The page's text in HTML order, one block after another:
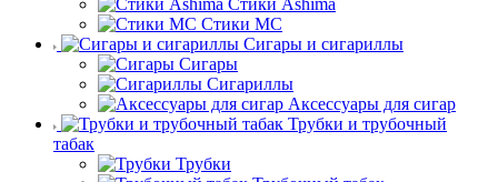
Стики MC
Сигары и сигариллы
Сигары
Сигариллы
Аксессуары для сигар
Трубки и трубочный
табак
Трубки